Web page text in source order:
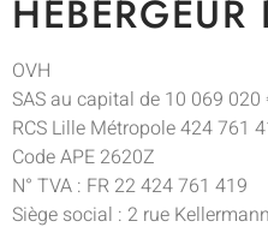
OVH
SAS au capital de 10 069 020
RCS Lille Métropole 424 761
Code APE 2620Z
N° TVA : FR 22 424 761 419
Siège social : 2 rue